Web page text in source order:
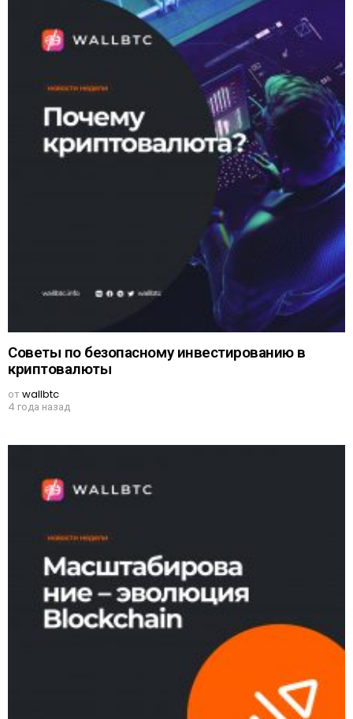
Советы по безопасному инвестированию в
криптовалюты
отwallbtc
4 года назад